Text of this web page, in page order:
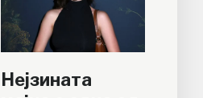
Нејзината